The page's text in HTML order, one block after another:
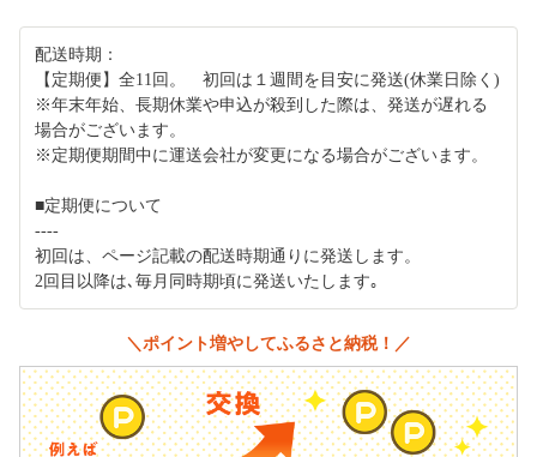
配送時期：
【定期便】全11回。 初回は１週間を目安に発送(休業日除く)
※年末年始、長期休業や申込が殺到した際は、発送が遅れる
場合がございます。
※定期便期間中に運送会社が変更になる場合がございます。
■定期便について
----
初回は、ページ記載の配送時期通りに発送します。
2回目以降は､毎月同時期頃に発送いたします｡
＼ポイント増やしてふるさと納税！／